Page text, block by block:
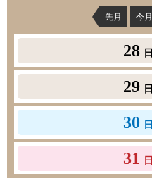
先月 今月
28 日
29 日
30 日
31 日